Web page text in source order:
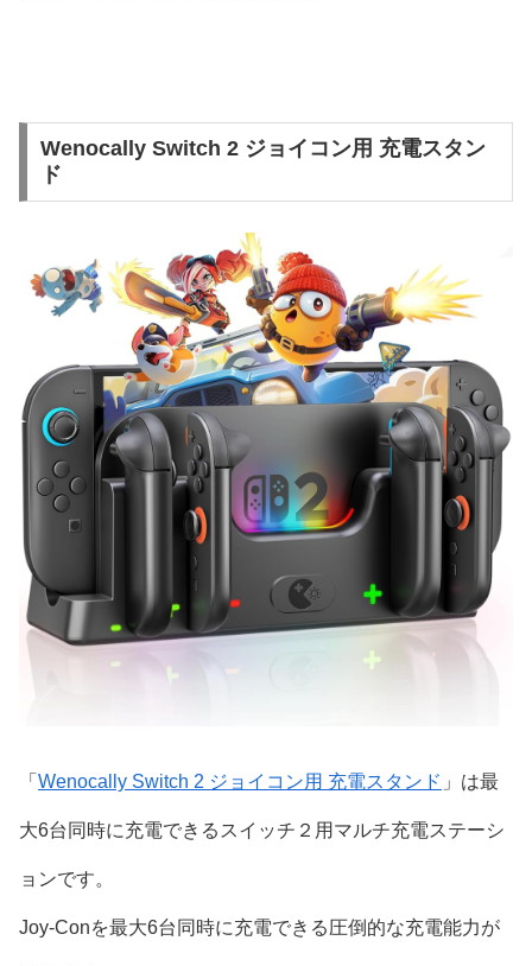
Wenocally Switch 2 ジョイコン用 充電スタン
ド
「 Wenocally Switch 2 ジョイコン用 充電スタンド 」は最
大6台同時に充電できるスイッチ２用マルチ充電ステーシ
ョンです。
Joy-Conを最大6台同時に充電できる圧倒的な充電能力が